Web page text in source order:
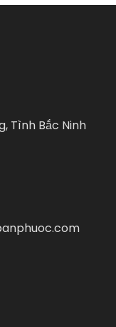
Tình Bắc Ninh